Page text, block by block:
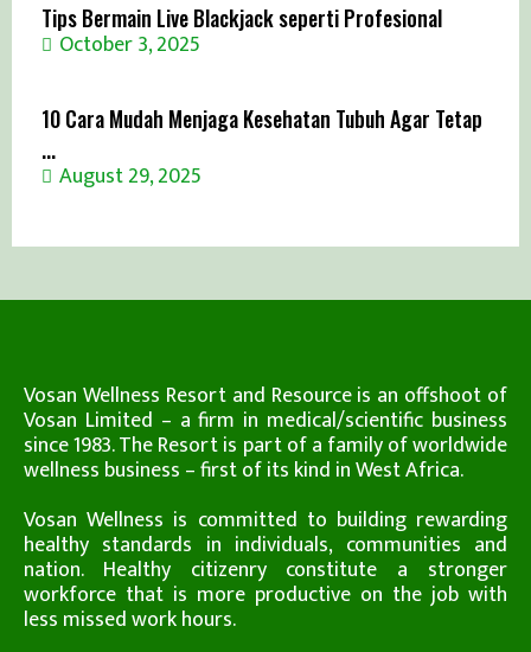
Tips Bermain Live Blackjack seperti Profesional
October 3, 2025
10 Cara Mudah Menjaga Kesehatan Tubuh Agar Tetap
...
August 29, 2025
Vosan Wellness Resort and Resource is an offshoot of
Vosan Limited – a firm in medical/scientific business
since 1983. The Resort is part of a family of worldwide
wellness business – first of its kind in West Africa.
Vosan Wellness is committed to building rewarding
healthy standards in individuals, communities and
nation. Healthy citizenry constitute a stronger
workforce that is more productive on the job with
less missed work hours.